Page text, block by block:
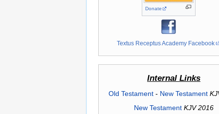
Donate
Textus Receptus Academy Facebook
Internal Links
Old Testament- New Testament
New Testament KJV 2016